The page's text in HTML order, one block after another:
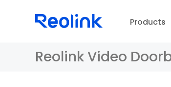
Products
Reolink Video